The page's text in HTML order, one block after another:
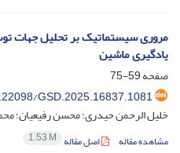
مروری سیستماتیک بر تحلیل جهات
یادگیری ماشین
صفحه59-75
GSD.2025.16837.1081
خلیل الرحمن حیدری؛ محسن رفیعیان؛
مشاهده مقاله اصل مقاله 1.53 M